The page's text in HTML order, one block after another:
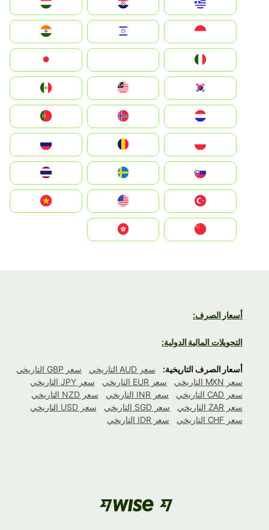
Hrvatska
Magyarország
Indonesia
South Korea
Nederland
Portugal
România
Slovensko
United States
Vietnam
أسعار الصرف:
التحويلات المالية الدولية:
أسعار الصرف التاريخية: سعر AUD التاريخي
سعر GBP التاريخي
سعر MXN التاريخي
سعر EUR التاريخي
سعر JPY التاريخي
سعر CAD التاريخي
سعر INR التاريخي
سعر NZD التاريخي
سعر ZAR التاريخي
سعر SGD التاريخي
سعر USD التاريخي
سعر CHF التاريخي
سعر IDR التاريخي